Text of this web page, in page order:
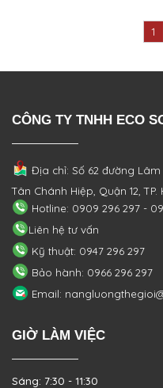
1
CÔNG TY TNHH ECO
Địa chỉ: Số 62 đường Lâm
Tân Chánh Hiệp, Quận 12, TP.
Hotline: 0909 296 297 -
Liên hệ tư vấn
Kỹ thuật: 0947 296 297
Bảo hành: 0966 296 297
Email:
GIỜ LÀM VIỆC
Sáng: 7:30 - 11:30